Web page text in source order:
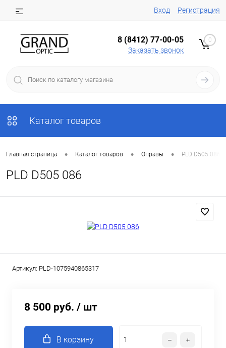
Вход Регистрация
8 (8412) 77-00-05
Заказать звонок
0
Каталог товаров
Главная страница • Каталог товаров • Оправы • PLD D505 086
PLD D505 086
Артикул: PLD-1075940865317
8 500 руб. / шт
В корзину